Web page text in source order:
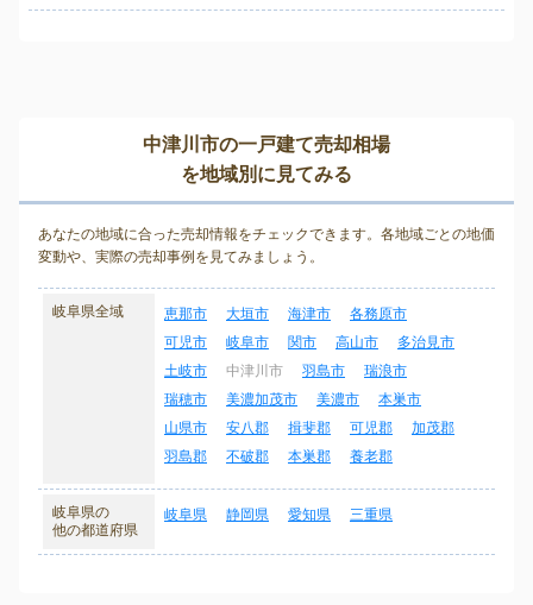
中津川市の一戸建て売却相場
を地域別に見てみる
あなたの地域に合った売却情報をチェックできます。各地域ごとの地価
変動や、実際の売却事例を見てみましょう。
岐阜県全域 恵那市 大垣市 海津市
各務原市
可児市
岐阜市 関市 高山市
多治見市
土岐市
中津川市 羽島市
瑞浪市
瑞穂市
美濃加茂市 美濃市
本巣市
山県市
安八郡 揖斐郡 可児郡
加茂郡
羽島郡
不破郡 本巣郡 養老郡
岐阜県の
他の都道府県
岐阜県 静岡県 愛知県 三重県